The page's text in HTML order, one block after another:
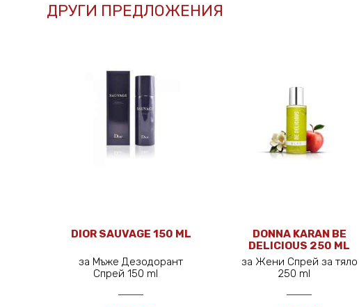
ДРУГИ ПРЕДЛОЖЕНИЯ
DIOR SAUVAGE 150 ML
за Мъже Дезодорант
Спрей 150 ml
DONNA KARAN BE
DELICIOUS 250 ML
за Жени Спрей за тяло
250 ml